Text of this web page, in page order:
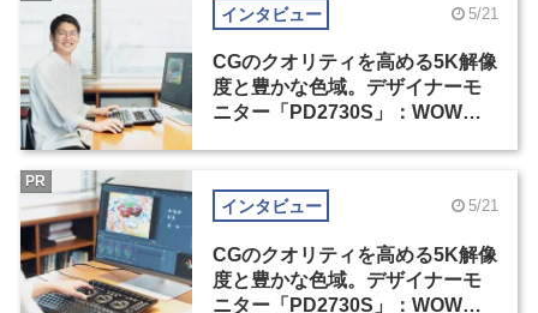
インタビュー 5/21
CGのクオリティを高める5K解像
度と豊かな色域。デザイナーモ
ニター「PD2730S」：WOW塚
インタビュー 5/21
CGのクオリティを高める5K解像
度と豊かな色域。デザイナーモ
ニター「PD2730S」：WOW塚
PR